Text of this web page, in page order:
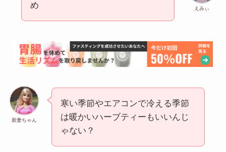
えみぃ
め
新妻ちゃん
寒い季節やエアコンで冷える季節
は暖かいハーブティーもいいんじ
ゃない？